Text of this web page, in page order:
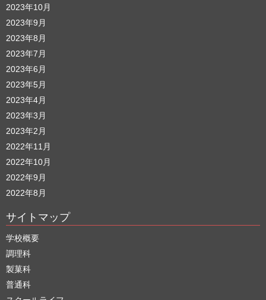
2023年10月
2023年9月
2023年8月
2023年7月
2023年6月
2023年5月
2023年4月
2023年3月
2023年2月
2022年11月
2022年10月
2022年9月
2022年8月
サイトマップ
学校概要
調理科
製菓科
普通科